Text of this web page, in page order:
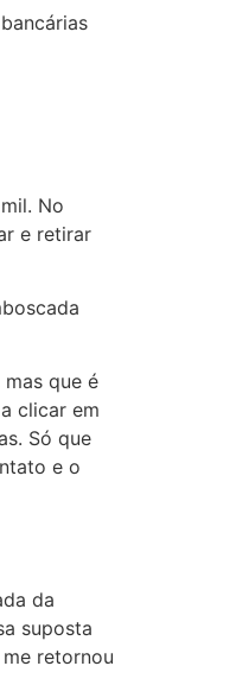
No
e retirar
que é
clicar em
Só que
e o
da
suposta
retornou